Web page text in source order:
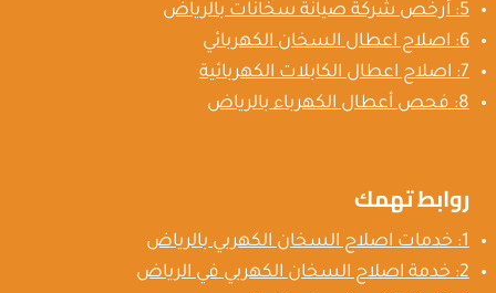
5: أرخص شركة صيانة سخانات بالرياض
6: اصلاح اعطال السخان الكهربائي
7: اصلاح اعطال الكابلات الكهربائية
8: فحص أعطال الكهرباء بالرياض
روابط تهمك
1: خدمات اصلاح السخان الكهربي بالرياض
2: خدمة اصلاح السخان الكهربي في الرياض